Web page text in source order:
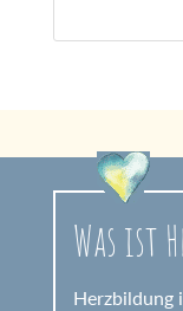
Was ist
Herzbildung